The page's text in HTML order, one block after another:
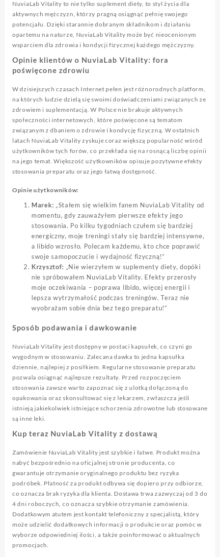
NuviaLab Vitality to nie tylko suplement diety, to styl życia dla
aktywnych mężczyzn, którzy pragną osiągnąć pełnię swojego
potencjału. Dzięki starannie dobranym składnikom i działaniu
opartemu na naturze, NuviaLab Vitality może być nieocenionym
wsparciem dla zdrowia i kondycji fizycznej każdego mężczyzny.
Opinie klientów o NuviaLab Vitality: fora
poświęcone zdrowiu
W dzisiejszych czasach Internet pełen jest różnorodnych platform,
na których ludzie dzielą się swoimi doświadczeniami związanych ze
zdrowiem i suplementacją. W Polsce nie brakuje aktywnych
społeczności internetowych, które poświęcone są tematom
związanym z dbaniem o zdrowie i kondycję fizyczną. W ostatnich
latach NuviaLab Vitality zyskuje coraz większą popularność wśród
użytkowników tych forów, co przekłada się na rosnącą liczbę opinii
na jego temat. Większość użytkowników opisuje pozytywne efekty
stosowania preparatu oraz jego łatwą dostępność.
Opinie użytkowników:
Marek: „Stałem się wielkim fanem NuviaLab Vitality od
momentu, gdy zauważyłem pierwsze efekty jego
stosowania. Po kilku tygodniach czułem się bardziej
energiczny, moje treningi stały się bardziej intensywne,
a libido wzrosło. Polecam każdemu, kto chce poprawić
swoje samopoczucie i wydajność fizyczną!”
Krzysztof: „Nie wierzyłem w suplementy diety, dopóki
nie spróbowałem NuviaLab Vitality. Efekty przerosły
moje oczekiwania – poprawa libido, więcej energii i
lepsza wytrzymałość podczas treningów. Teraz nie
wyobrażam sobie dnia bez tego preparatu!”
Sposób podawania i dawkowanie
NuviaLab Vitality jest dostępny w postaci kapsułek, co czyni go
wygodnym w stosowaniu. Zalecana dawka to jedna kapsułka
dziennie, najlepiej z posiłkiem. Regularne stosowanie preparatu
pozwala osiągnąć najlepsze rezultaty. Przed rozpoczęciem
stosowania zawsze warto zapoznać się z ulotką dołączoną do
opakowania oraz skonsultować się z lekarzem, zwłaszcza jeśli
istnieją jakiekolwiek istniejące schorzenia zdrowotne lub stosowane
są inne leki.
Kup teraz NuviaLab Vitality z dostawą
Zamówienie NuviaLab Vitality jest szybkie i łatwe. Produkt można
nabyć bezpośrednio na oficjalnej stronie producenta, co
gwarantuje otrzymanie oryginalnego produktu bez ryzyka
podróbek. Płatność za produkt odbywa się dopiero przy odbiorze,
co oznacza brak ryzyka dla klienta. Dostawa trwa zazwyczaj od 3 do
4 dni roboczych, co oznacza szybkie otrzymanie zamówienia.
Dodatkowym atutem jest kontakt telefoniczny z specjalistą, który
może udzielić dodatkowych informacji o produkcie oraz pomóc w
wyborze odpowiedniej ilości, a także poinformować o aktualnych
promocjach.